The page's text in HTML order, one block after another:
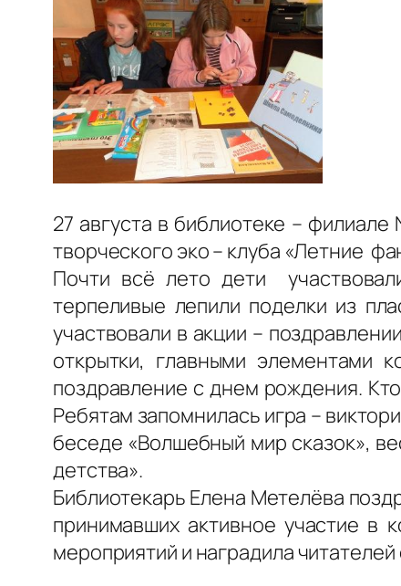
27 августа в библиотеке –
творческого эко – клуба «Летние
Почти всё лето дети
терпеливые лепили поделки из
участвовали в акции –
открытки, главными элементами
поздравление с днем рождения.
Ребятам запомнилась игра –
беседе «Волшебный мир сказок»,
детства».
Библиотекарь Елена Метелёва
принимавших активное участие в
мероприятий и наградила